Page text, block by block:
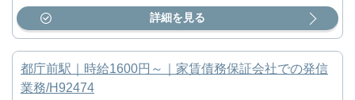
詳細を見る
都庁前駅｜時給1600円～｜家賃債務保証会社での発信
業務/H92474